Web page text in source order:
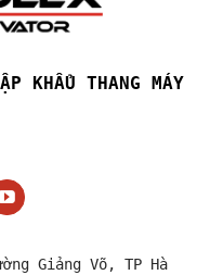
KHẨU THANG MÁY
Giảng Võ, TP Hà